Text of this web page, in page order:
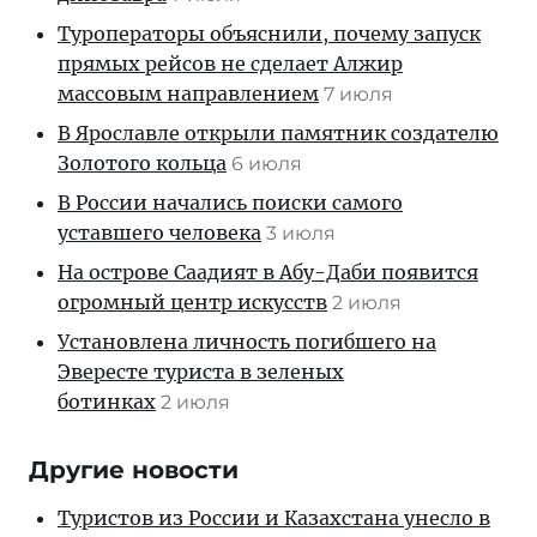
Туроператоры объяснили, почему запуск
прямых рейсов не сделает Алжир
массовым направлением 7 июля
В Ярославле открыли памятник создателю
Золотого кольца 6 июля
В России начались поиски самого
уставшего человека 3 июля
На острове Саадият в Абу-Даби появится
огромный центр искусств 2 июля
Установлена личность погибшего на
Эвересте туриста в зеленых
ботинках 2 июля
Другие новости
Туристов из России и Казахстана унесло в